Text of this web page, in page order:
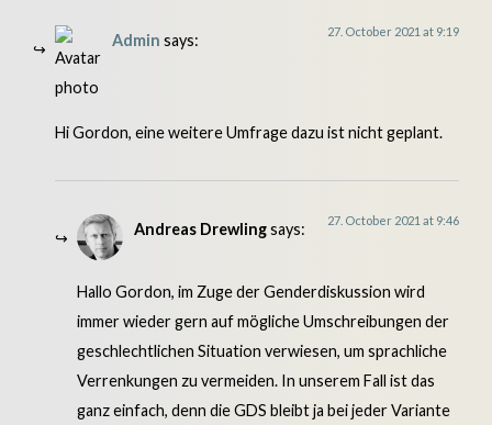
Admin says: 27. October 2021 at 9:19
Hi Gordon, eine weitere Umfrage dazu ist nicht geplant.
Andreas Drewlingsays: 27. October 2021 at 9:46
Hallo Gordon, im Zuge der Genderdiskussion wird
immer wieder gern auf mögliche Umschreibungen der
geschlechtlichen Situation verwiesen, um sprachliche
Verrenkungen zu vermeiden. In unserem Fall ist das
ganz einfach, denn die GDS bleibt ja bei jeder Variante